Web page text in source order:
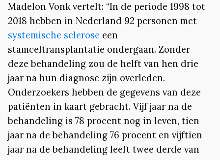
Madelon Vonk vertelt: “In de periode 1998 tot
2018 hebben in Nederland 92 personen met
systemische sclerose een
stamceltransplantatie ondergaan. Zonder
deze behandeling zou de helft van hen drie
jaar na hun diagnose zijn overleden.
Onderzoekers hebben de gegevens van deze
patiënten in kaart gebracht. Vijf jaar na de
behandeling is 78 procent nog in leven, tien
jaar na de behandeling 76 procent en vijftien
jaar na de behandeling leeft twee derde van